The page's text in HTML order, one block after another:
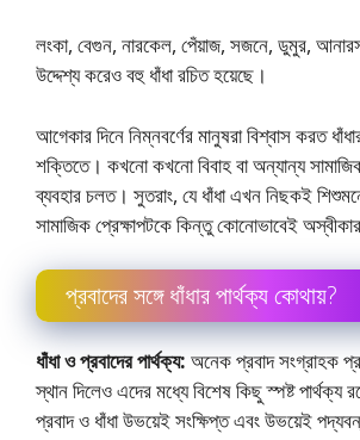
লংকা, বেগুন, নারকেল, পেঁয়াজ, সজনে, ডুমুর,
উদ্দেশ্য করেও বহু ধাঁধা রচিত হয়েছে।
আগেকার দিনে নিম্নবর্ণের মানুষরা বিশ্বাস করত
শক্তিতে। কখনাে কখনাে বিবাহ বা অন্যান্য
ব্যবহার চলত। সুতরাং, যে ধাঁধা এখন নিছকই
সামাজিক প্রেক্ষাপটকে কিন্তু কোনােভাবেই
প্রবাদের সঙ্গে ধাঁধার পার্থক্য কোথায়?
ধাঁধা ও প্রবাদের পার্থক্য: অনেক প্রবাদ সংগ্রাহক
স্থান দিলেও এদের মধ্যে বিশেষ কিছু স্পষ্ট পার্থক্য
প্রবাদ ও ধাঁধা উভয়েই সংক্ষিপ্ত এবং উভয়েই